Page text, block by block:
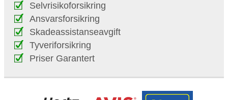
Selvrisikoforsikring
Ansvarsforsikring
Skadeassistanseavgift
Tyveriforsikring
Priser Garantert